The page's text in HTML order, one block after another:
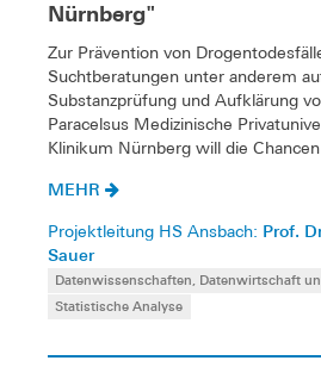
Nürnberg"
Zur Prävention von
Suchtberatungen unter anderem
Substanzprüfung und Aufklärung
Paracelsus Medizinische
Klinikum Nürnberg will die Chancen
MEHR
Projektleitung HS Ansbach: Prof.
Sauer
Datenwissenschaften, Datenwirtschaft
Statistische Analyse